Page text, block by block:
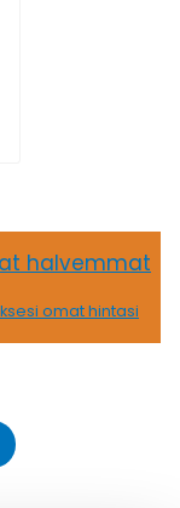
halvemmat
omat hintasi